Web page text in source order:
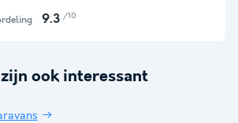
9.3 /10
zijn ook interessant